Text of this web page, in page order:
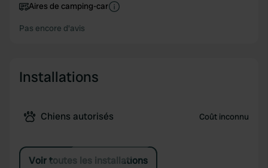
Aires de camping-car
Pas encore d'avis
Installations
Chiens autorisés Coût inconnu
Voir toutes les installations